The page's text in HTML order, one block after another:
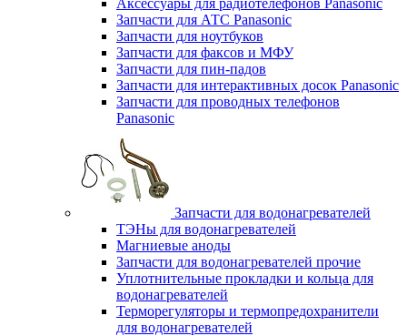
Аксессуары для радиотелефонов Panasonic
Запчасти для АТС Panasonic
Запчасти для ноутбуков
Запчасти для факсов и МФУ
Запчасти для пин-падов
Запчасти для интерактивных досок Panasonic
Запчасти для проводных телефонов
Panasonic
Запчасти для водонагревателей
ТЭНы для водонагревателей
Магниевые аноды
Запчасти для водонагревателей прочие
Уплотнительные прокладки и кольца для
водонагревателей
Терморегуляторы и термопредохранители
для водонагревателей